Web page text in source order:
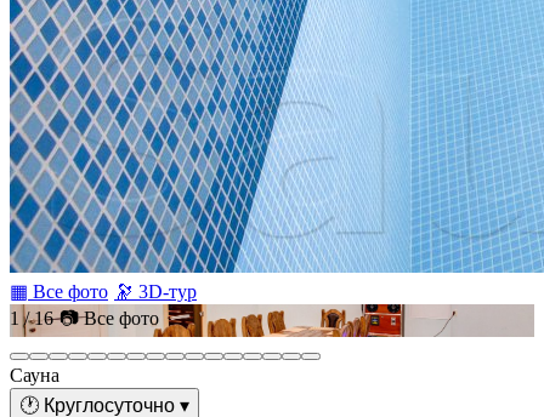
▦ Все фото 🔭 3D-тур
1 / 16 📷 Все фото
Сауна
🕐 Круглосуточно ▾